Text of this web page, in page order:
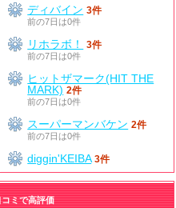
ディバイン 3件
前の7日は0件
リホラボ！
3件
前の7日は0件
ヒットザマーク(HIT THE
MARK) 2件
前の7日は0件
スーパーマンバケン 2件
前の7日は0件
diggin'KEIBA 3件
ミで高評価